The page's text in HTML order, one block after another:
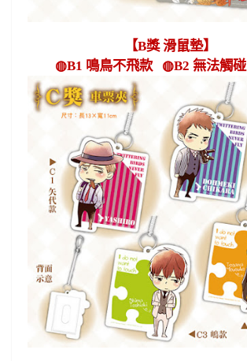
【B獎 滑鼠墊】
◍B1 鳴鳥不飛款 ◍B2 無法觸